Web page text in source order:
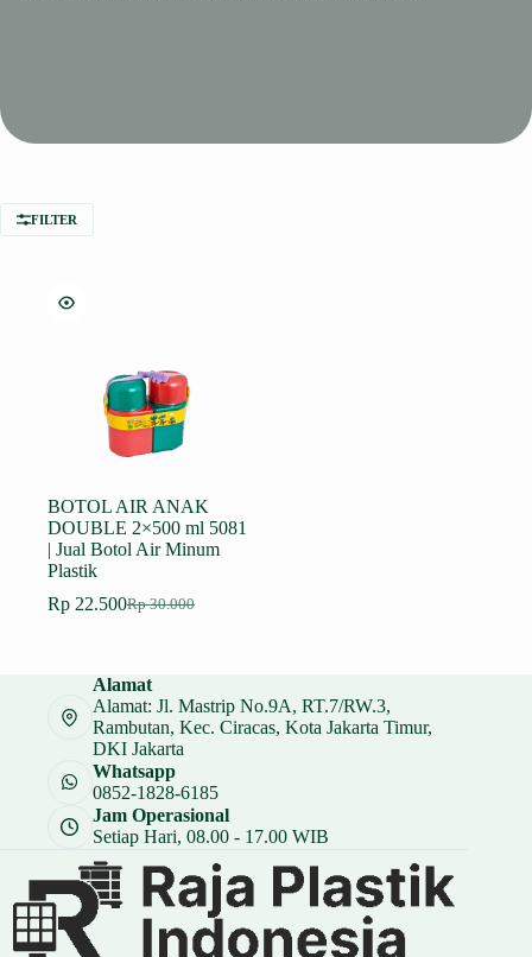
FILTER
BOTOL AIR ANAK
DOUBLE 2×500 ml 5081
| Jual Botol Air Minum
Plastik
Rp30.000
Harga
Rp 30.000.
Rp 22.500Harga
adalah:
Rp 22.500.
Alamat
Alamat: Jl. Mastrip No.9A, RT.7/RW.3,
Rambutan, Kec. Ciracas, Kota Jakarta Timur,
DKI Jakarta
Whatsapp
0852-1828-6185
Jam Operasional
Setiap Hari, 08.00 - 17.00 WIB